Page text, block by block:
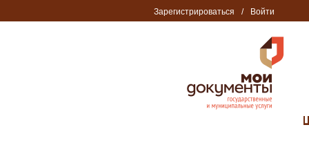
Зарегистрироваться / Войти